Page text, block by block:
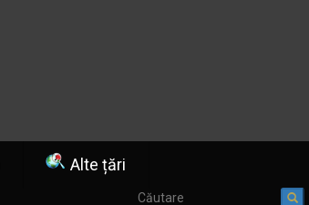
Alte țări